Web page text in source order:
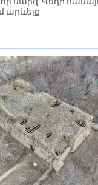
արևելք